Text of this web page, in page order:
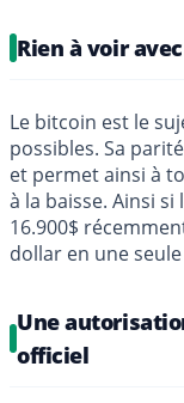
Rien à voir
Le bitcoin est le
possibles. Sa
et permet ainsi à
à la baisse. Ainsi
16.900$
dollar en une
Une
officiel